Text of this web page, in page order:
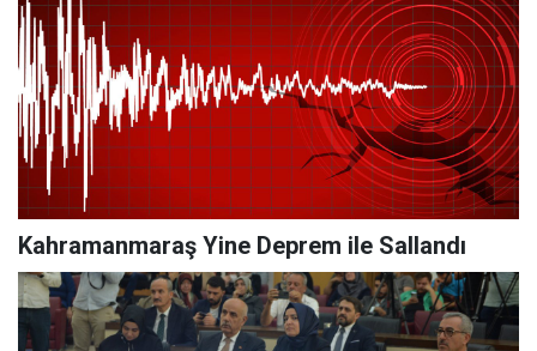
Kahramanmaraş Yine Deprem ile Sallandı